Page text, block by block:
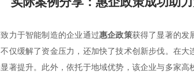
力于智能制造的企业通过惠企政策获得了显著的发
仅缓解了资金压力，还加快了技术创新步伐。在大
著提升。此外，依托于地域优势，该企业与多家